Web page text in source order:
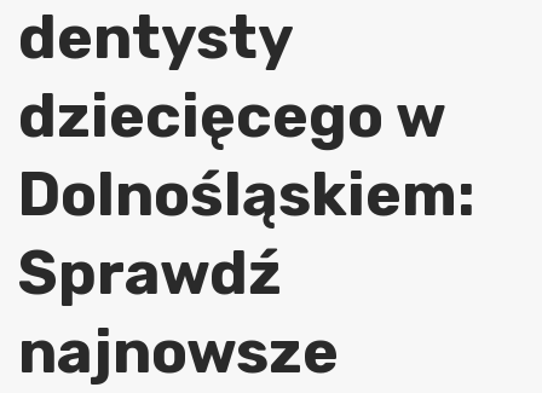
dentysty
dziecięcego w
Dolnośląskiem:
Sprawdź
najnowsze